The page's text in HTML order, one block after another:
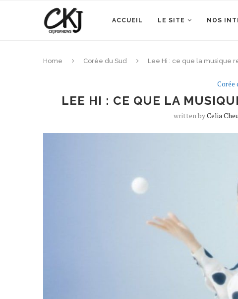
ACCUEIL LE SITE NOS
Home Corée du Sud Lee Hi : ce que la musique
Corée
LEE HI : CE QUE LA
written byCelia